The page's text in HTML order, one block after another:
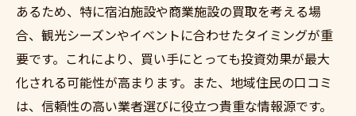
あるため、特に宿泊施設や商業施設の買取を考える場
合、観光シーズンやイベントに合わせたタイミングが重
要です。これにより、買い手にとっても投資効果が最大
化される可能性が高まります。また、地域住民の口コミ
は、信頼性の高い業者選びに役立つ貴重な情報源です。